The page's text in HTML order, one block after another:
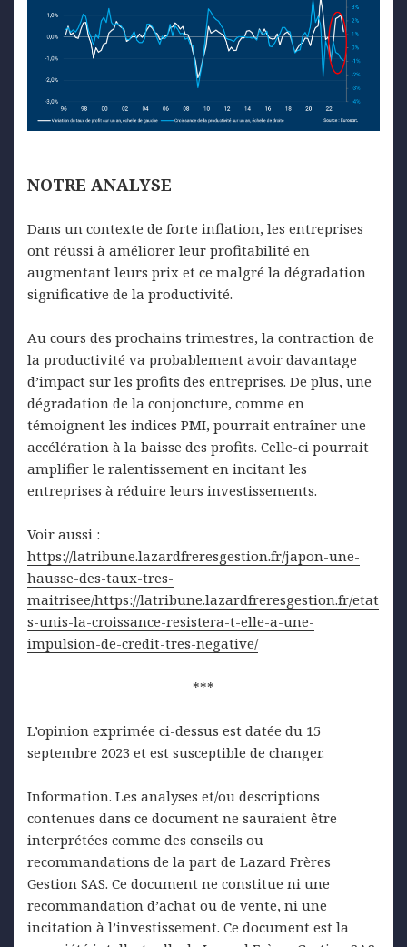
NOTRE ANALYSE
Dans un contexte de forte inflation, les entreprises
ont réussi à améliorer leur profitabilité en
augmentant leurs prix et ce malgré la dégradation
significative de la productivité.
Au cours des prochains trimestres, la contraction de
la productivité va probablement avoir davantage
d’impact sur les profits des entreprises. De plus, une
dégradation de la conjoncture, comme en
témoignent les indices PMI, pourrait entraîner une
accélération à la baisse des profits. Celle-ci pourrait
amplifier le ralentissement en incitant les
entreprises à réduire leurs investissements.
Voir aussi :
https://latribune.lazardfreresgestion.fr/japon-une-
hausse-des-taux-tres-
maitrisee/https://latribune.lazardfreresgestion.fr/etat
s-unis-la-croissance-resistera-t-elle-a-une-
impulsion-de-credit-tres-negative/
***
L’opinion exprimée ci-dessus est datée du 15
septembre 2023 et est susceptible de changer.
Information. Les analyses et/ou descriptions
contenues dans ce document ne sauraient être
interprétées comme des conseils ou
recommandations de la part de Lazard Frères
Gestion SAS. Ce document ne constitue ni une
recommandation d’achat ou de vente, ni une
incitation à l’investissement. Ce document est la